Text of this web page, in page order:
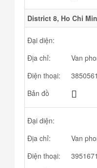
District 8, Ho Chi
Đại diện:
Địa chỉ:
Van
Điện thoại:
Bản đồ
Đại diện:
Địa chỉ:
Van
Điện thoại: